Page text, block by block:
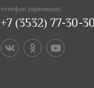
телефон (приемная):
+7 (3532) 77-30-